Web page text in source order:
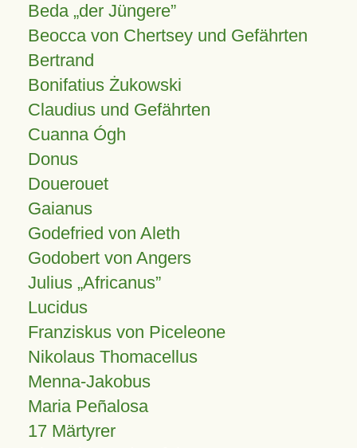
Beda „der Jüngere”
Beocca von Chertsey und Gefährten
Bertrand
Bonifatius Żukowski
Claudius und Gefährten
Cuanna Ógh
Donus
Douerouet
Gaianus
Godefried von Aleth
Godobert von Angers
Julius Africanus
Lucidus
Franziskus von Piceleone
Nikolaus Thomacellus
Menna-Jakobus
Maria Peñalosa
17 Märtyrer